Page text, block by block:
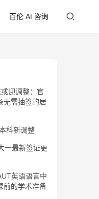
百伦 AI 咨询
迎调整：官
无需抽签的居
科新调整
一最新签证更
英语语言中
前的学术准备